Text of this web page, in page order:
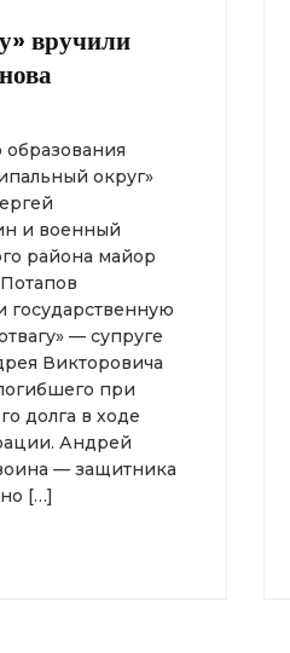
вручили
образования
округ»
и военный
района майор
государственную
— супруге
Викторовича
при
долга в ходе
Андрей
— защитника
[…]